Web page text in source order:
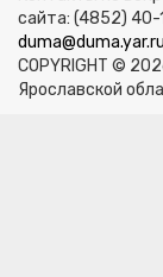
сайта: (4852)
duma@duma.yar.ru
COPYRIGHT ©
Ярославской